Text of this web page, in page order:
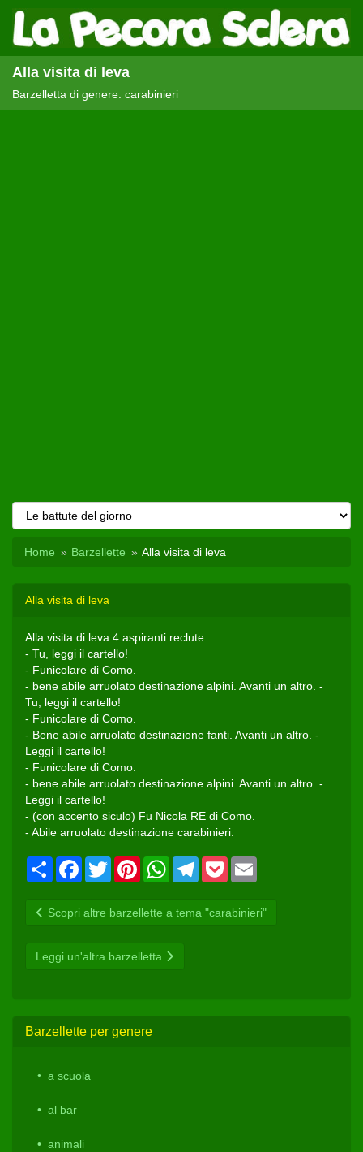
Alla visita di leva
Barzelletta di genere: carabinieri
Home Barzellette Alla visita di leva
Alla visita di leva
Alla visita di leva 4 aspiranti reclute.
- Tu, leggi il cartello!
- Funicolare di Como.
- bene abile arruolato destinazione alpini. Avanti un altro. -
Tu, leggi il cartello!
- Funicolare di Como.
- Bene abile arruolato destinazione fanti. Avanti un altro. -
Leggi il cartello!
- Funicolare di Como.
- bene abile arruolato destinazione alpini. Avanti un altro. -
Leggi il cartello!
- (con accento siculo) Fu Nicola RE di Como.
- Abile arruolato destinazione carabinieri.
CondividiFacebook
Twitter PinterestWhatsAppTelegram
Pocket
Scopri altre barzellette a tema "carabinieri"
Leggi un'altra barzelletta
Barzellette per genere
a scuola
al bar
animali